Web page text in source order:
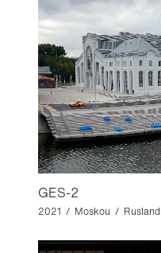
GES-2
2021 / Moskou / Rusland